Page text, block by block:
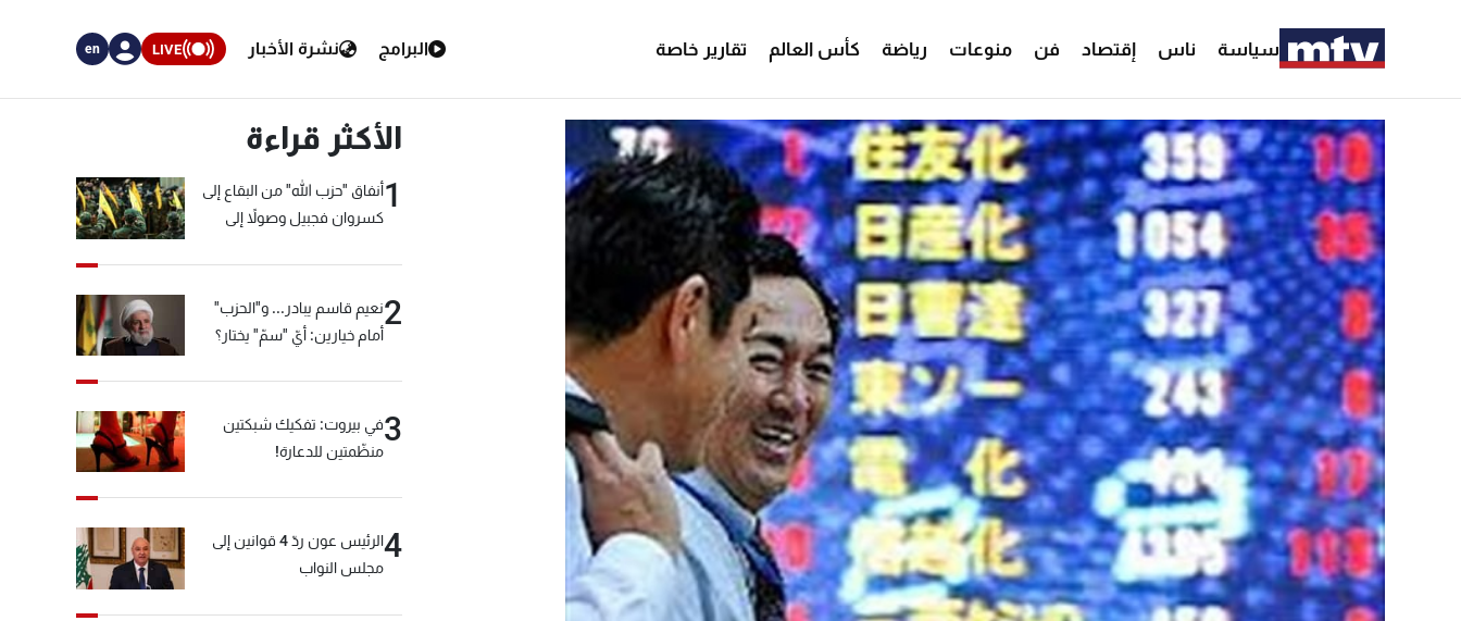
سياسة ناس إقتصاد فن منوعات رياضة كأس العالم تقارير خاصة البرامج نشرة الأخبار LIVE
en
الأكثر قراءة
1أنفاق "حزب الله" من البقاع إلى
كسروان فجبيل وصولاً إلى
2نعيم قاسم يبادر... و"الحزب"
أمام خيارين: أيّ "سمّ" يختار؟
3في بيروت: تفكيك شبكتين
منظّمتين للدعارة!
4
الرئيس عون ردّ 4 قوانين إلى
مجلس النواب